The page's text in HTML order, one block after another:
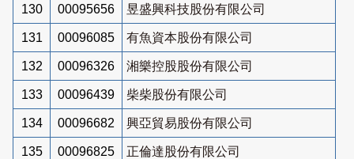
130 00095656 昱盛興科技股份有限公司
131 00096085 有魚資本股份有限公司
132 00096326 湘樂控股股份有限公司
133 00096439 柴柴股份有限公司
134 00096682 興亞貿易股份有限公司
135 00096825 正倫達股份有限公司